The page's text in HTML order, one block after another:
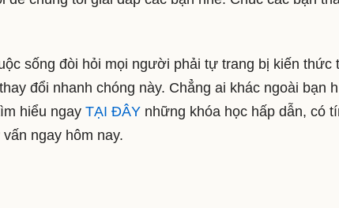
sống đòi hỏi mọi người phải tự trang bị kiến thức
đổi nhanh chóng này. Chẳng ai khác ngoài bạn
hiểu ngay TẠI ĐÂY những khóa học hấp dẫn, có
ngay hôm nay.